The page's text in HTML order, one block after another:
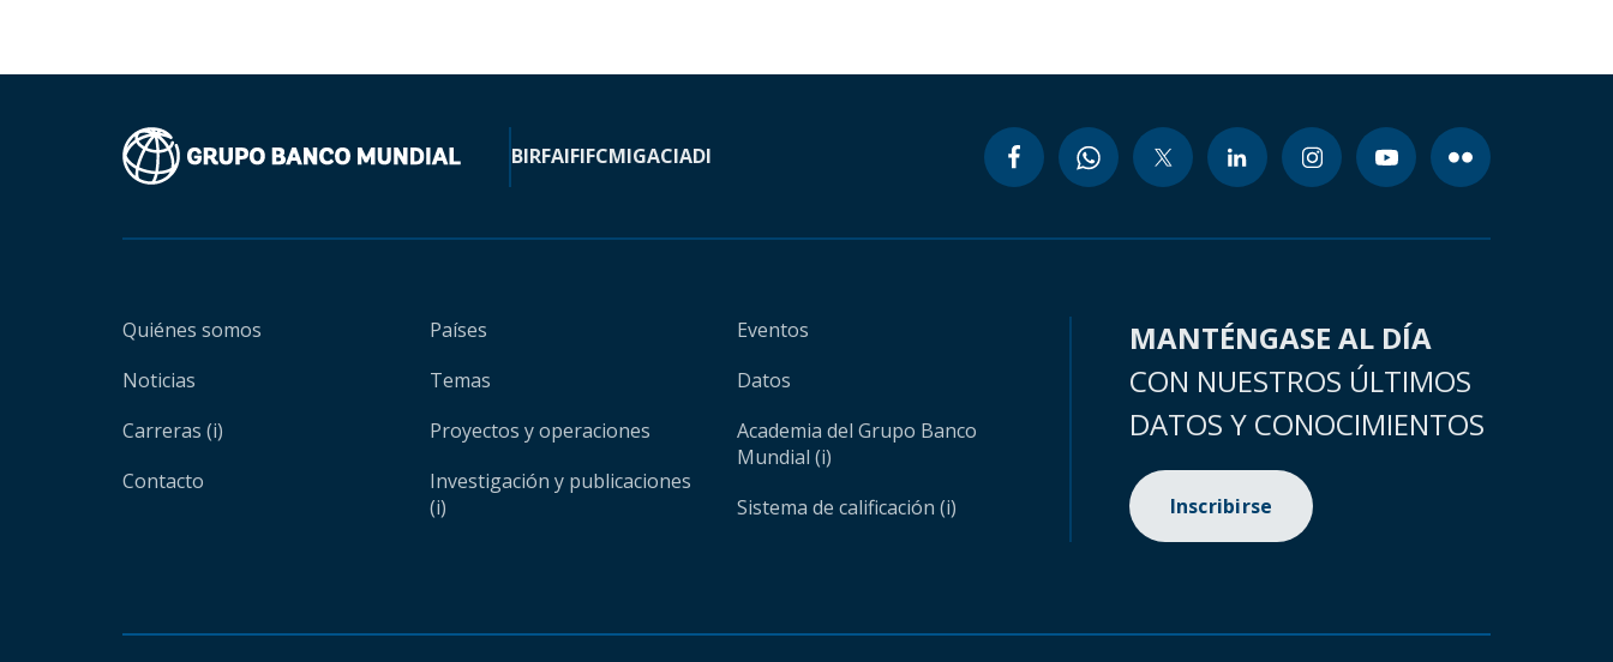
BIRFAIFIFCMIGACIADI
Quiénes somos
Noticias
Carreras (i)
Contacto
Países
Temas
Proyectos y operaciones
Investigación y publicaciones
(i)
Eventos
Datos
Academia del Grupo Banco
Mundial (i)
Sistema de calificación (i)
MANTÉNGASE AL DÍA
CON NUESTROS ÚLTIMOS
DATOS Y CONOCIMIENTOS
Inscribirse